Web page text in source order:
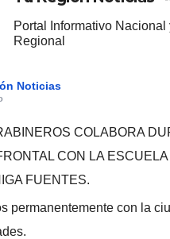
Portal Informativo Nacional
Regional
Noticias
COLABORA
CON LA ESCUELA
FUENTES.
permanentemente con la